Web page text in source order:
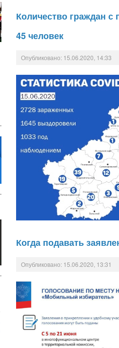
Количество граждан
45 человек
Опубликовано: 15.06.2020, 14:33
Когда подавать
Опубликовано: 15.06.2020, 13:31